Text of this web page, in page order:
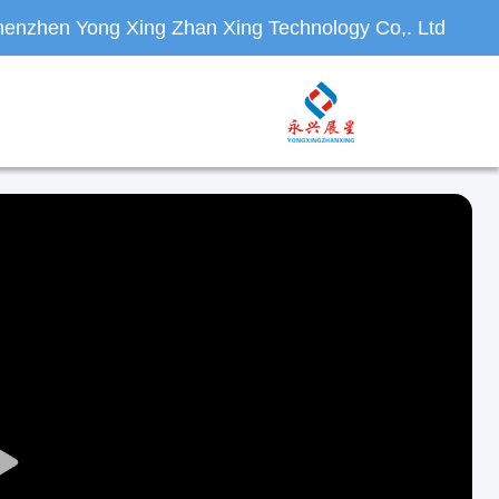
Yong Xing Zhan Xing Technology Co,. Ltd.